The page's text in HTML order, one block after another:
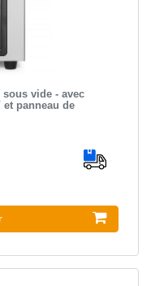
vide - avec
panneau de